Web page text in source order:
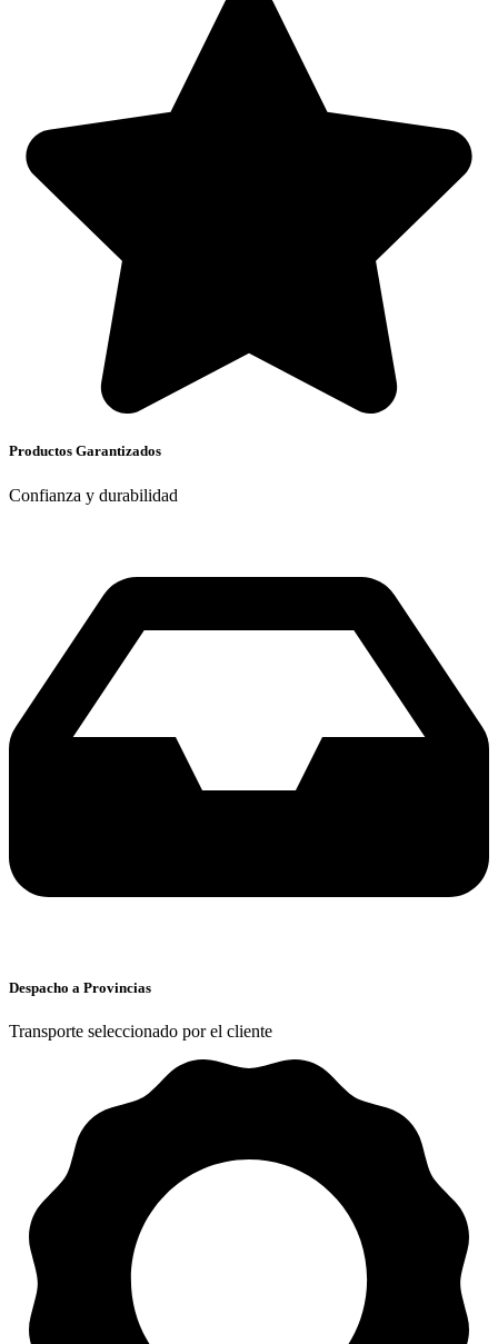
Productos Garantizados
Confianza y durabilidad
Despacho a Provincias
Transporte seleccionado por el cliente